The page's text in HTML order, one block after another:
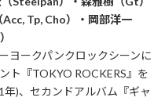
Tp, Cho）・岡部洋一
ヨークパンクロックシーンに
ト『TOKYO ROCKERS』を
)、セカンドアルバム『ギャ